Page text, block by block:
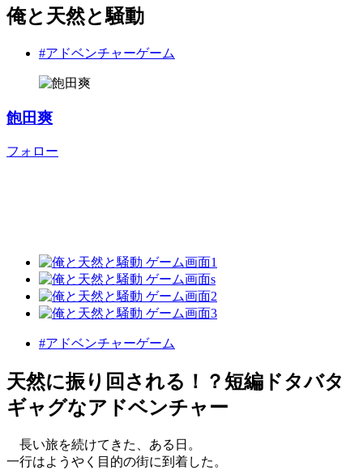
俺と天然と騒動
#アドベンチャーゲーム
飽田爽
フォロー
#アドベンチャーゲーム
天然に振り回される！？短編ドタバタ
ギャグなアドベンチャー
長い旅を続けてきた、ある日。
一行はようやく目的の街に到着した。